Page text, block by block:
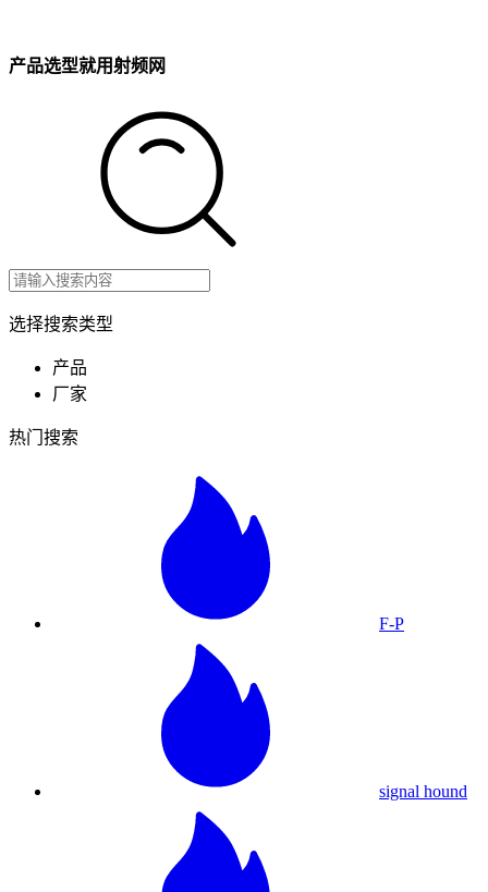
产品选型就用射频网
选择搜索类型
产品
厂家
热门搜索
F-P
signal hound